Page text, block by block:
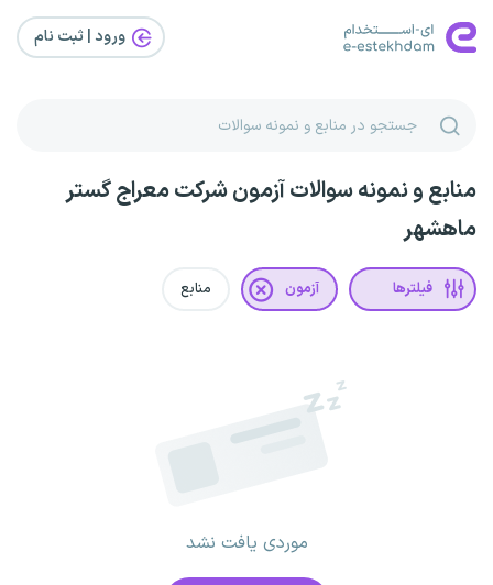
ورود | ثبت‌ نام
منابع و نمونه سوالات آزمون شرکت معراج گستر
ماهشهر
فیلترها آزمون منابع
موردی یافت نشد